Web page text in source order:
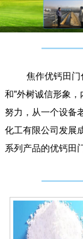
焦作优钙田门化
和"外树诚信形象
努力，从一个设备
化工有限公司发展
系列产品的优钙田